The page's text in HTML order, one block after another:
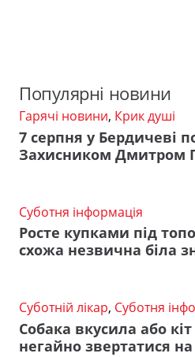
Популярні новини
Гарячі новини, Крик душі
7 серпня у Бердичеві
Захисником Дмитром
Суботня інформація
Росте купками під
схожа незвична біла
Суботній лікар, Суботня
Собака вкусила або
негайно звертатися